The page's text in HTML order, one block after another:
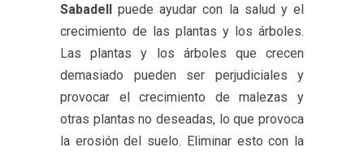
Sabadell puede ayudar con la salud y el
crecimiento de las plantas y los árboles.
Las plantas y los árboles que crecen
demasiado pueden ser perjudiciales y
provocar el crecimiento de malezas y
otras plantas no deseadas, lo que provoca
la erosión del suelo. Eliminar esto con la